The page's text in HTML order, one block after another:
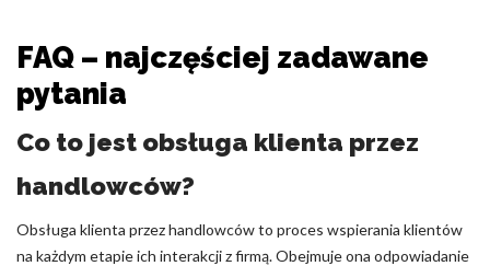
FAQ – najczęściej zadawane
pytania
Co to jest obsługa klienta przez
handlowców?
Obsługa klienta przez handlowców to proces wspierania klientów
na każdym etapie ich interakcji z firmą. Obejmuje ona odpowiadanie